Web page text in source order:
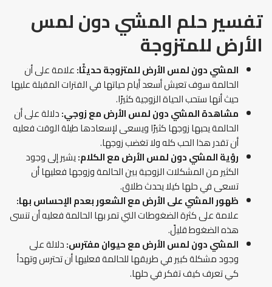
تفسير حلم المشي دون لمس
الأرضللمتزوجة
المشي دون لمس الأرض للمتزوجة حديثًا:علامة على أن
الحالمة سوف تعيش أسعد أيام حياتها في الفترات المقبلة عليها
حيث أنها ستحب الحياة الزوجية كثيرًا.
مشاهدة المشي دون لمس الأرض مع زوجي:دلالة على أن
الحالمة يحبها زوجها كثيرًا ويسعى لإسعادها طيلة الوقت فعليه
أن تقدر هذا الحب كله ولا تغضب زوجها.
رؤية المشي دون لمس الأرض مع الكلام:يشير إلى وجود
الكثير من المشكلات الزوجية بين الحالمة وزوجها فعليها أن
تسعى في حلها كيلا يحدث طلاق.
ظهور المشي على الأرض مع الشعور بعدم الإحساس بها:
علامة على كثرة الضغوطات التي تمر بها الحالمة فعليه أن تنسى
هذه الضغوط قليلً.
المشي دون لمس الأرض مع حيوان مفترس:دلالة على
وجود مشكلة كبير في طريقها للحالمة فعليها أن تحترس وتهدأ
كي تعرف كيف تفكر في حلها.